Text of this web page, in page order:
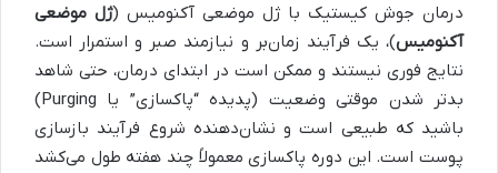
درمان جوش کیستیک با ژل موضعی آکنومیس (ژل موضعی
آکنومیس)، یک فرآیند زمان‌بر و نیازمند صبر و استمرار است.
نتایج فوری نیستند و ممکن است در ابتدای درمان، حتی شاهد
بدتر شدن موقتی وضعیت (پدیده “پاکسازی” یا Purging)
باشید که طبیعی است و نشان‌دهنده شروع فرآیند بازسازی
پوست است. این دوره پاکسازی معمولاً چند هفته طول می‌کشد